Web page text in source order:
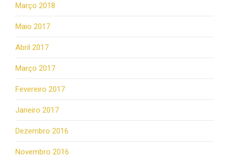
Março 2018
Maio 2017
Abril 2017
Março 2017
Fevereiro 2017
Janeiro 2017
Dezembro 2016
Novembro 2016